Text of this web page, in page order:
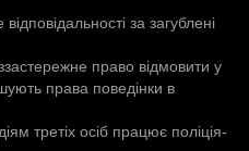
за загублені
право відмовити у
права поведінки в
третіх осіб працює поліція-